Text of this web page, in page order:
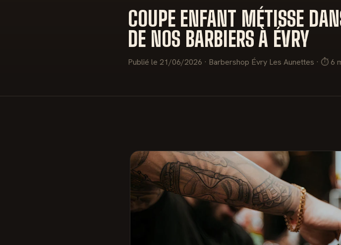
COUPE ENFANT MÉTISSE
DE NOS BARBIERS À ÉVRY
Publié le 21/06/2026 · Barbershop Évry Les Aunettes · ⏱ 6